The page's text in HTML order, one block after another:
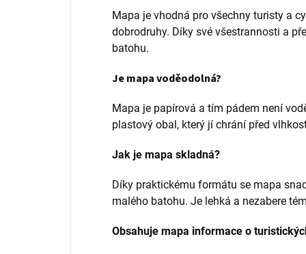
Mapa je vhodná pro všechny turisty a
dobrodruhy. Díky své všestrannosti a
batohu.
Je mapa voděodolná?
Mapa je papírová a tím pádem není
plastový obal, který jí chrání před
Jak je mapa skladná?
Díky praktickému formátu se mapa
malého batohu. Je lehká a nezabere
Obsahuje mapa informace o